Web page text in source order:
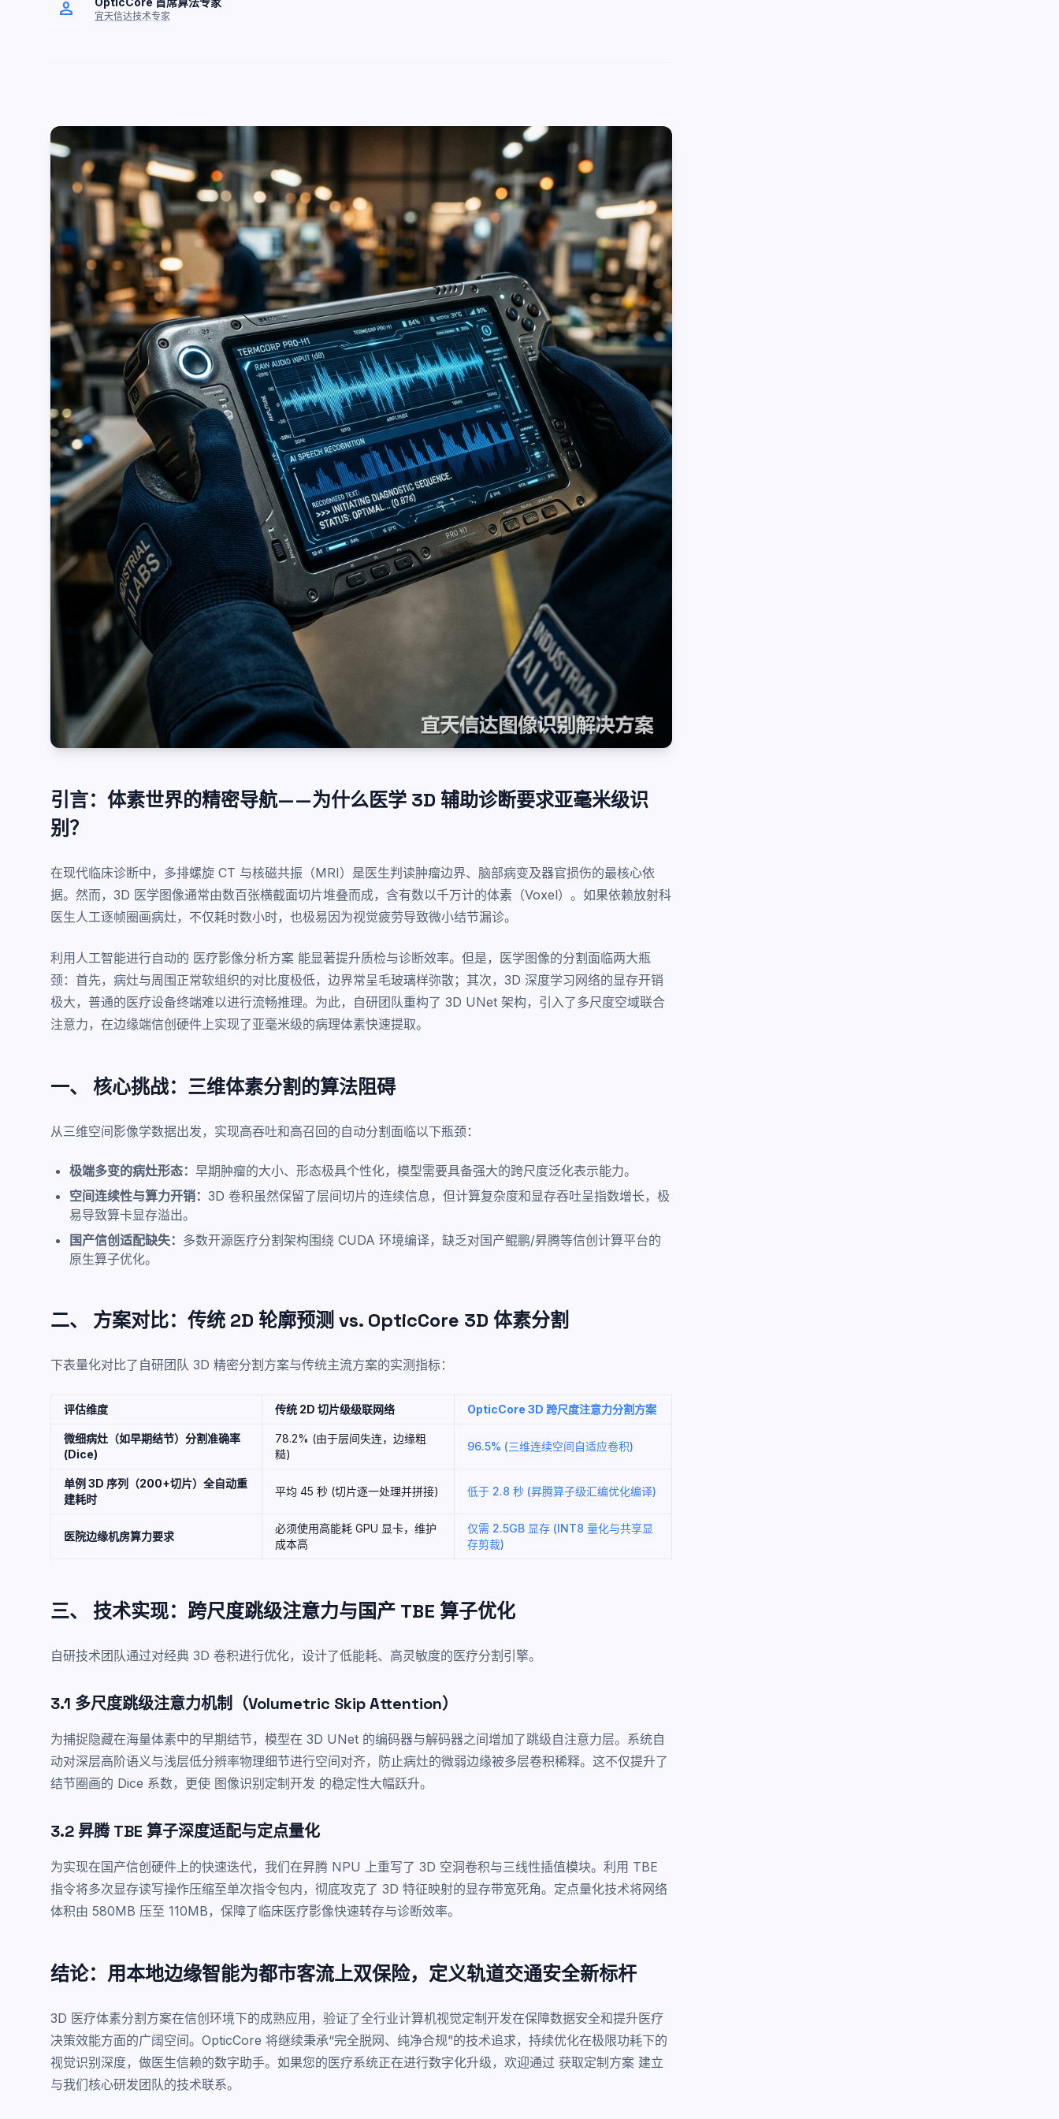
person 宜天信达技术专家
引言：体素世界的精密导航——为什么医学 3D 辅助诊断要求亚毫米级识
别？
在现代临床诊断中，多排螺旋 CT 与核磁共振（MRI）是医生判读肿瘤边界、脑部病变及器官损伤的最核心依
据。然而，3D 医学图像通常由数百张横截面切片堆叠而成，含有数以千万计的体素（Voxel）。如果依赖放射科
医生人工逐帧圈画病灶，不仅耗时数小时，也极易因为视觉疲劳导致微小结节漏诊。
利用人工智能进行自动的 医疗影像分析方案 能显著提升质检与诊断效率。但是，医学图像的分割面临两大瓶
颈：首先，病灶与周围正常软组织的对比度极低，边界常呈毛玻璃样弥散；其次，3D 深度学习网络的显存开销
极大，普通的医疗设备终端难以进行流畅推理。为此，自研团队重构了 3D UNet 架构，引入了多尺度空域联合
注意力，在边缘端信创硬件上实现了亚毫米级的病理体素快速提取。
一、 核心挑战：三维体素分割的算法阻碍
从三维空间影像学数据出发，实现高吞吐和高召回的自动分割面临以下瓶颈：
极端多变的病灶形态： 早期肿瘤的大小、形态极具个性化，模型需要具备强大的跨尺度泛化表示能力。
空间连续性与算力开销： 3D 卷积虽然保留了层间切片的连续信息，但计算复杂度和显存吞吐呈指数增长，极
易导致算卡显存溢出。
国产信创适配缺失： 多数开源医疗分割架构围绕 CUDA 环境编译，缺乏对国产鲲鹏/昇腾等信创计算平台的
原生算子优化。
二、 方案对比：传统 2D 轮廓预测 vs. OpticCore 3D 体素分割
下表量化对比了自研团队 3D 精密分割方案与传统主流方案的实测指标：
评估维度 传统 2D 切片级级联网络 OpticCore 3D 跨尺度注意力分割方案
微细病灶（如早期结节）分割准确率
(Dice)
78.2% (由于层间失连，边缘粗
糙)
96.5% (三维连续空间自适应卷积)
单例 3D 序列（200+切片）全自动重
建耗时
平均 45 秒 (切片逐一处理并拼接) 低于 2.8 秒 (昇腾算子级汇编优化编译)
医院边缘机房算力要求
必须使用高能耗 GPU 显卡，维护
成本高
仅需 2.5GB 显存 (INT8 量化与共享显
存剪裁)
三、 技术实现：跨尺度跳级注意力与国产 TBE 算子优化
自研技术团队通过对经典 3D 卷积进行优化，设计了低能耗、高灵敏度的医疗分割引擎。
3.1 多尺度跳级注意力机制（Volumetric Skip Attention）
为捕捉隐藏在海量体素中的早期结节，模型在 3D UNet 的编码器与解码器之间增加了跳级自注意力层。系统自
动对深层高阶语义与浅层低分辨率物理细节进行空间对齐，防止病灶的微弱边缘被多层卷积稀释。这不仅提升了
结节圈画的 Dice 系数，更使 图像识别定制开发 的稳定性大幅跃升。
3.2 昇腾 TBE 算子深度适配与定点量化
为实现在国产信创硬件上的快速迭代，我们在昇腾 NPU 上重写了 3D 空洞卷积与三线性插值模块。利用 TBE
指令将多次显存读写操作压缩至单次指令包内，彻底攻克了 3D 特征映射的显存带宽死角。定点量化技术将网络
体积由 580MB 压至 110MB，保障了临床医疗影像快速转存与诊断效率。
结论：用本地边缘智能为都市客流上双保险，定义轨道交通安全新标杆
3D 医疗体素分割方案在信创环境下的成熟应用，验证了全行业计算机视觉定制开发在保障数据安全和提升医疗
决策效能方面的广阔空间。OpticCore 将继续秉承“完全脱网、纯净合规”的技术追求，持续优化在极限功耗下的
视觉识别深度，做医生信赖的数字助手。如果您的医疗系统正在进行数字化升级，欢迎通过 获取定制方案 建立
与我们核心研发团队的技术联系。